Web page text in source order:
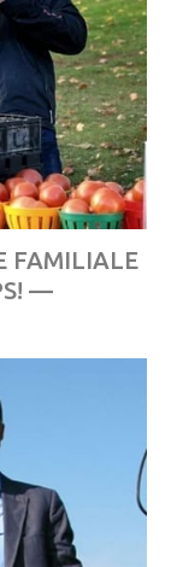
FAMILIALE
—